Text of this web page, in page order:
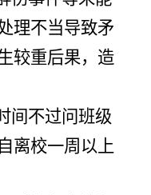
理不当导致矛
较重后果，造
间不过问班级
离校一周以上